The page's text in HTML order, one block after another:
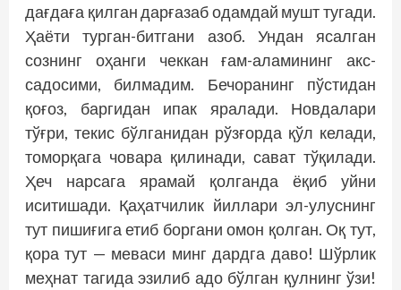
дағдаға қилган дарғазаб одамдай мушт тугади.
Ҳаёти турган-битгани азоб. Ундан ясалган
сознинг оҳанги чеккан ғам-аламининг акс-
садосими, билмадим. Бечоранинг пўстидан
қоғоз, баргидан ипак яралади. Новдалари
тўғри, текис бўлганидан рўзғорда қўл келади,
томорқага човара қилинади, сават тўқилади.
Ҳеч нарсага ярамай қолганда ёқиб уйни
иситишади. Қаҳатчилик йиллари эл-улуснинг
тут пишиғига етиб боргани омон қолган. Оқ тут,
қора тут — меваси минг дардга даво! Шўрлик
меҳнат тагида эзилиб адо бўлган қулнинг ўзи!